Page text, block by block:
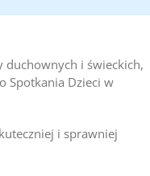
i świeckich,
Spotkania Dzieci w
i sprawniej